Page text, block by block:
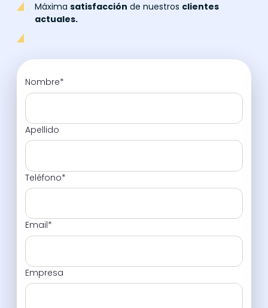
Máximasatisfacción de nuestros clientes
actuales.
Nombre*
Apellido
Teléfono*
Email*
Empresa